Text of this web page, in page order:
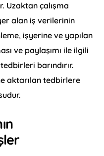
Uzaktan çalışma
alan iş verilerinin
işyerine ve yapılan
ve paylaşımı ile ilgili
barındırır.
aktarılan tedbirlere